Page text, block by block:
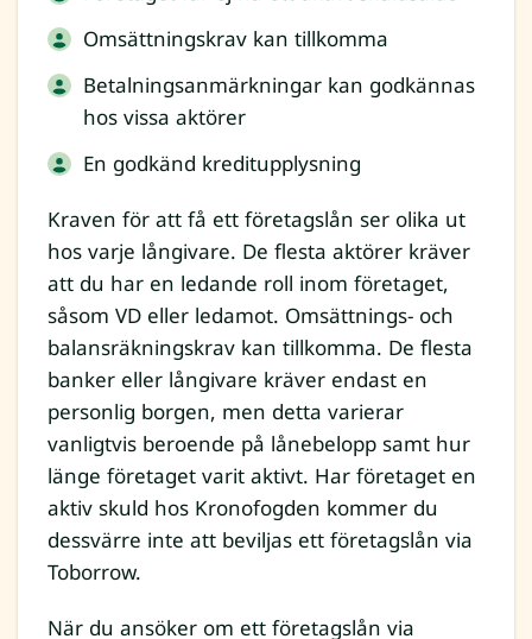
Omsättningskrav kan tillkomma
Betalningsanmärkningar kan godkännas
hos vissa aktörer
En godkänd kreditupplysning
Kraven för att få ett företagslån ser olika ut
hos varje långivare. De flesta aktörer kräver
att du har en ledande roll inom företaget,
såsom VD eller ledamot. Omsättnings- och
balansräkningskrav kan tillkomma. De flesta
banker eller långivare kräver endast en
personlig borgen, men detta varierar
vanligtvis beroende på lånebelopp samt hur
länge företaget varit aktivt. Har företaget en
aktiv skuld hos Kronofogden kommer du
dessvärre inte att beviljas ett företagslån via
Toborrow.
När du ansöker om ett företagslån via